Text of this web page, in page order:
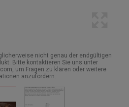
nicht genau der endgültigen
Bitte kontaktieren Sie uns unter
um Fragen zu klären oder weitere
anzufordern.